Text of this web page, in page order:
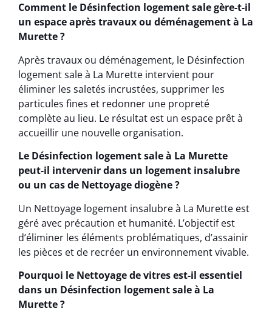
Comment le Désinfection logement sale gère-t-il
un espace après travaux ou déménagement à La
Murette ?
Après travaux ou déménagement, le Désinfection
logement sale à La Murette intervient pour
éliminer les saletés incrustées, supprimer les
particules fines et redonner une propreté
complète au lieu. Le résultat est un espace prêt à
accueillir une nouvelle organisation.
Le Désinfection logement sale à La Murette
peut-il intervenir dans un logement insalubre
ou un cas de Nettoyage diogène ?
Un Nettoyage logement insalubre à La Murette est
géré avec précaution et humanité. L’objectif est
d’éliminer les éléments problématiques, d’assainir
les pièces et de recréer un environnement vivable.
Pourquoi le Nettoyage de vitres est-il essentiel
dans un Désinfection logement sale à La
Murette ?